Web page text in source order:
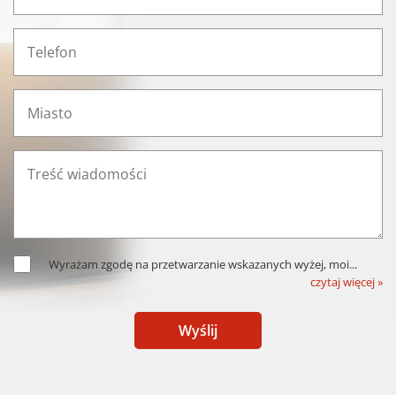
Wyrażam zgodę na przetwarzanie wskazanych wyżej, moi...
czytaj więcej »
Wyślij